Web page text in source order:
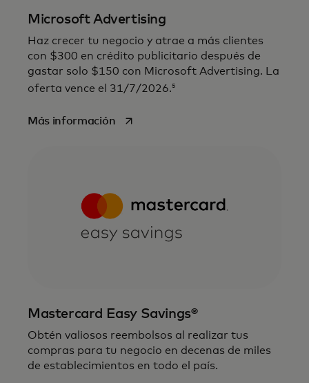
Microsoft Advertising
Haz crecer tu negocio y atrae a más clientes
con $300 en crédito publicitario después de
gastar solo $150 con Microsoft Advertising. La
oferta vence el 31/7/2026.5
Más informaciónse abre en una pestaña nueva
Mastercard Easy Savings®
Obtén valiosos reembolsos al realizar tus
compras para tu negocio en decenas de miles
de establecimientos en todo el país.